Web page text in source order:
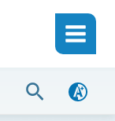
Zoeken